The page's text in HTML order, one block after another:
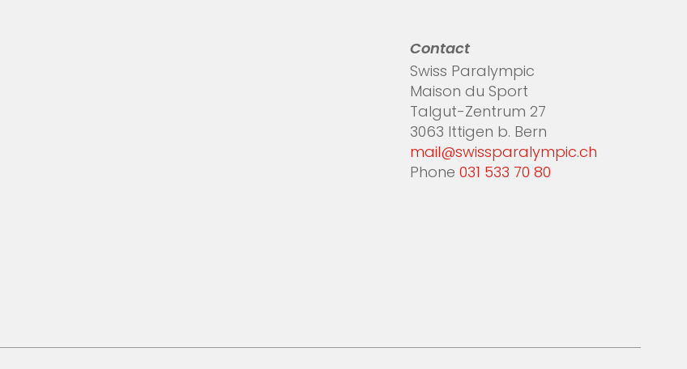
Contact
Swiss Paralympic
Maison du Sport
Talgut-Zentrum 27
3063 Ittigen b. Bern
mail@swissparalympic.ch
Phone 031 533 70 80